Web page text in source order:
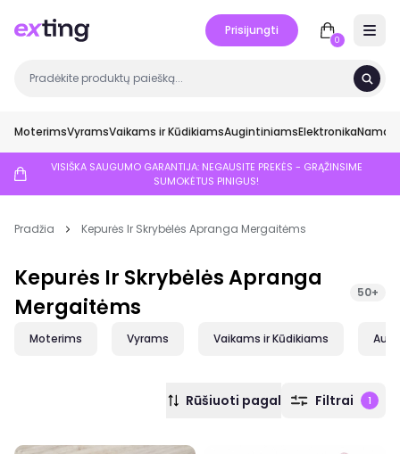
Prisijungti
0
MoterimsVyramsVaikams ir KūdikiamsAugintiniamsElektronikaNamai
VISIŠKA SAUGUMO GARANTIJA: NEGAUSITE PREKĖS - GRĄŽINSIME
SUMOKĖTUS PINIGUS!
Pradžia Kepurės Ir Skrybėlės Apranga Mergaitėms
Kepurės Ir Skrybėlės Apranga
Mergaitėms
50+
Moterims Vyrams Vaikams ir Kūdikiams
Rūšiuoti pagal Filtrai 1